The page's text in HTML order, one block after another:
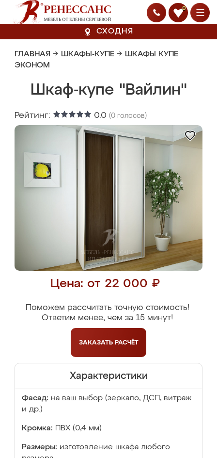
0
СХОДНЯ
ГЛАВНАЯ → ШКАФЫ-КУПЕ → ШКАФЫ КУПЕ
ЭКОНОМ
Шкаф-купе "Вайлин"
Рейтинг: 0.0 (0 голосов)
Цена: от 22 000 ₽
Поможем рассчитать точную стоимость!
Ответим менее, чем за 15 минут!
ЗАКАЗАТЬ РАСЧЁТ
Характеристики
Фасад: на ваш выбор (зеркало, ДСП, витраж
и др.)
Кромка: ПВХ (0,4 мм)
Размеры: изготовление шкафа любого